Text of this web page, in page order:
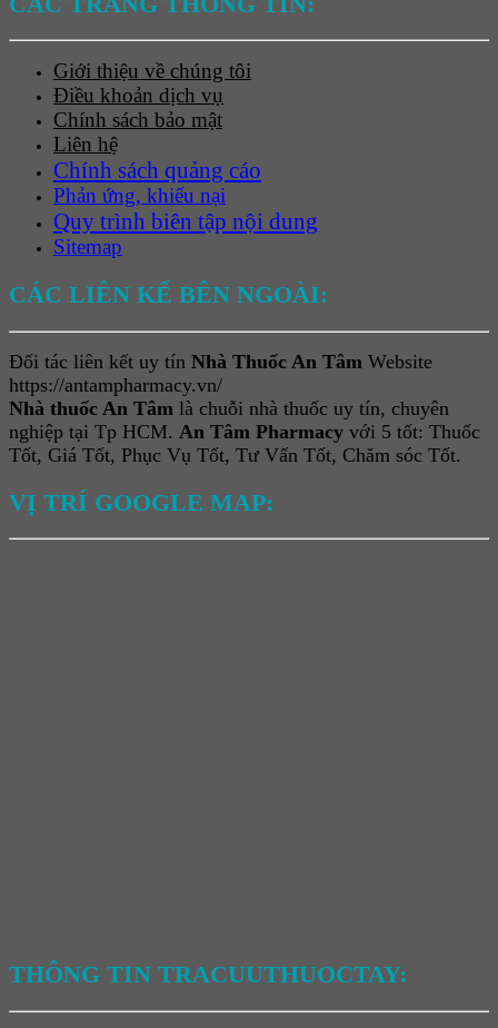
Giới thiệu về chúng tôi
Điều khoản dịch vụ
Chính sách bảo mật
Liên hệ
Chính sách quảng cáo
Phản ứng, khiếu nại
Quy trình biên tập nội dung
Sitemap
CÁC LIÊN KẾ BÊN NGOÀI:
Đối tác liên kết uy tín Nhà Thuốc An Tâm Website
https://antampharmacy.vn/
Nhà thuốc An Tâm là chuỗi nhà thuốc uy tín, chuyên
nghiệp tại Tp HCM. An Tâm Pharmacy với 5 tốt: Thuốc
Tốt, Giá Tốt, Phục Vụ Tốt, Tư Vấn Tốt, Chăm sóc Tốt.
VỊ TRÍ GOOGLE MAP:
THÔNG TIN TRACUUTHUOCTAY: